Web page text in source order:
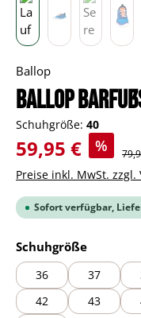
Ballop
BALLOP
Schuhgröße: 40
Verkaufspreis:
59,95 € %
Preise inkl. MwSt. zzgl.
Sofort verfügbar,
Schuhgröße
36 37
42
43